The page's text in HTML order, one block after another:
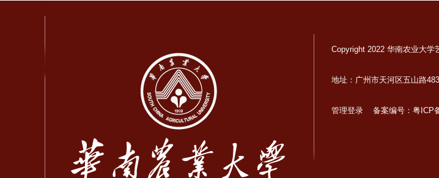
Copyright 2022 华南农业大学
地址：广州市天河区五山路
管理登录 备案编号：粤ICP